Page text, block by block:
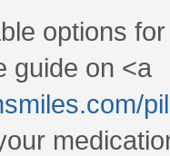
options
guide on <a